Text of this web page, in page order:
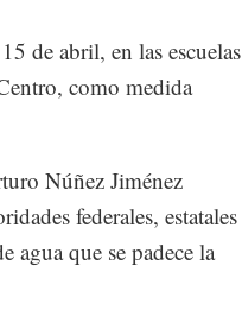
de abril, en las escuelas
como medida
Núñez Jiménez
federales, estatales
agua que se padece la